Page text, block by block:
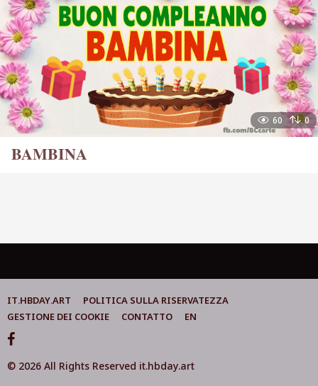
60 0
BAMBINA
IT.HBDAY.ART
POLITICA SULLA RISERVATEZZA
GESTIONE DEI COOKIE
CONTATTO EN
© 2026 All Rights Reserved it.hbday.art